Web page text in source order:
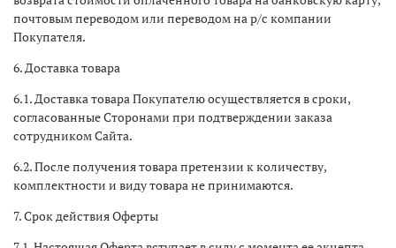
почтовым переводом или переводом на р/с компании
Покупателя.
6. Доставка товара
6.1. Доставка товара Покупателю осуществляется в сроки,
согласованные Сторонами при подтверждении заказа
сотрудником Сайта.
6.2. После получения товара претензии к количеству,
комплектности и виду товара не принимаются.
7. Срок действия Оферты